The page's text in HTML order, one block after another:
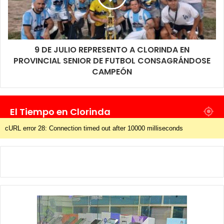
9 DE JULIO REPRESENTO A CLORINDA EN
PROVINCIAL SENIOR DE FUTBOL CONSAGRÁNDOSE
CAMPEÓN
El Tiempo en Clorinda
cURL error 28: Connection timed out after 10000 milliseconds